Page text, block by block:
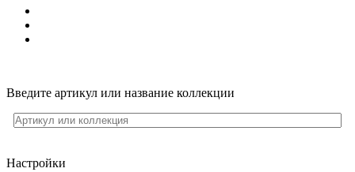
Введите артикул или название коллекции
Настройки